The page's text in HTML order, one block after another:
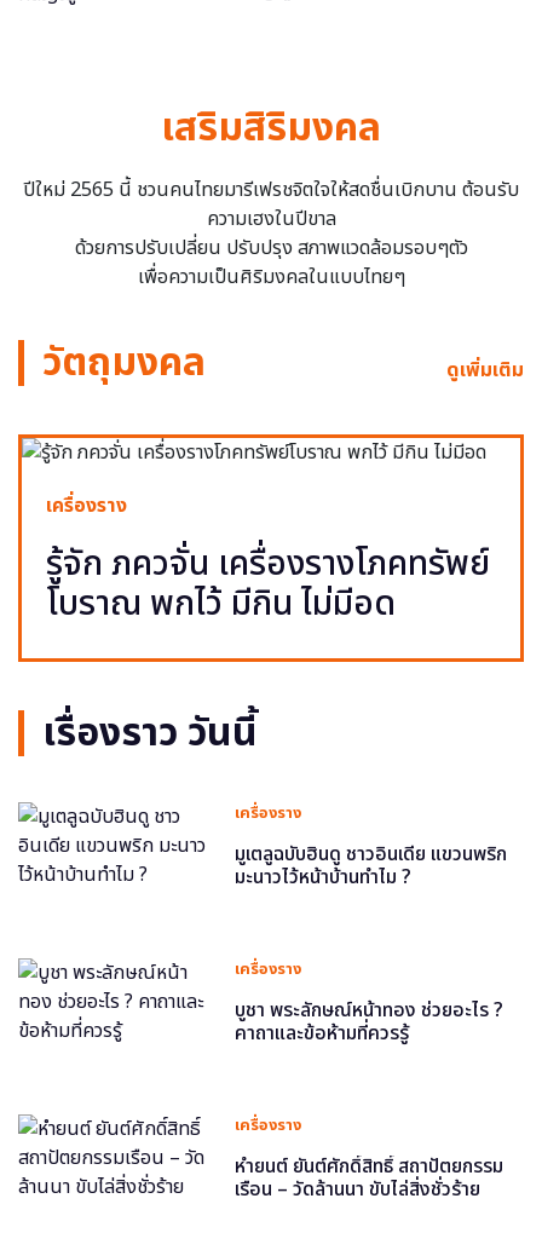
เสริมสิริมงคล
ปีใหม่ 2565 นี้ ชวนคนไทยมารีเฟรชจิตใจให้สดชื่นเบิกบาน ต้อนรับ
ความเฮงในปีขาล
ด้วยการปรับเปลี่ยน ปรับปรุง สภาพแวดล้อมรอบๆตัว
เพื่อความเป็นศิริมงคลในแบบไทยๆ
วัตถุมงคล ดูเพิ่มเติม
เครื่องราง
รู้จัก ภควจั่น เครื่องรางโภคทรัพย์
โบราณ พกไว้ มีกิน ไม่มีอด
เรื่องราว วันนี้
เครื่องราง
มูเตลูฉบับฮินดู ชาวอินเดีย แขวนพริก
มะนาวไว้หน้าบ้านทำไม ?
เครื่องราง
บูชา พระลักษณ์หน้าทอง ช่วยอะไร ?
คาถาและข้อห้ามที่ควรรู้
เครื่องราง
หำยนต์ ยันต์ศักดิ์สิทธิ์ สถาปัตยกรรม
เรือน – วัดล้านนา ขับไล่สิ่งชั่วร้าย